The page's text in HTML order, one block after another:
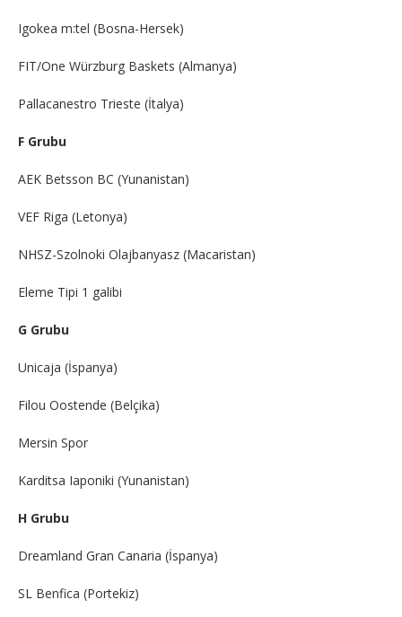
Igokea m:tel (Bosna-Hersek)
FIT/One Würzburg Baskets (Almanya)
Pallacanestro Trieste (İtalya)
F Grubu
AEK Betsson BC (Yunanistan)
VEF Riga (Letonya)
NHSZ-Szolnoki Olajbanyasz (Macaristan)
Eleme Tipi 1 galibi
G Grubu
Unicaja (İspanya)
Filou Oostende (Belçika)
Mersin Spor
Karditsa Iaponiki (Yunanistan)
H Grubu
Dreamland Gran Canaria (İspanya)
SL Benfica (Portekiz)